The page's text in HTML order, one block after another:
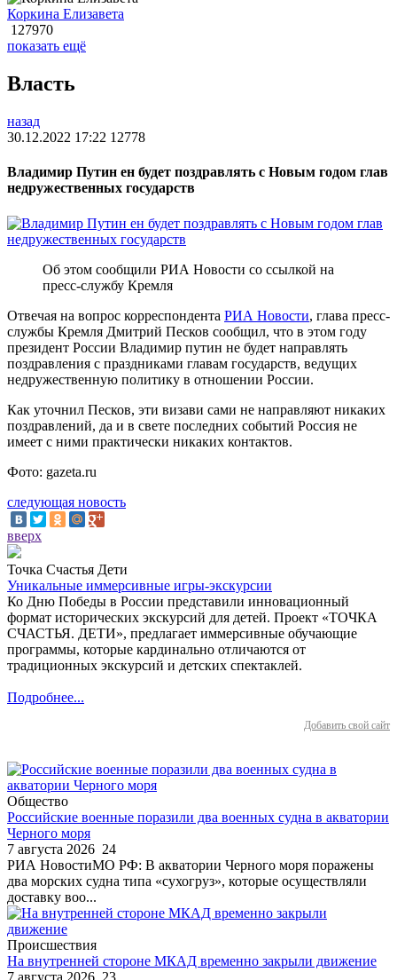
Коркина Елизавета
127970
показать ещё
Власть
назад
30.12.2022 17:22 12778
Владимир Путин ен будет поздравлять с Новым годом глав
недружественных государств
Об этом сообщили РИА Новости со ссылкой на
пресс-службу Кремля
Отвечая на вопрос корреспондента РИА Новости, глава пресс-
службы Кремля Дмитрий Песков сообщил, что в этом году
президент России Владимир путин не будет направлять
поздравления с праздниками главам государств, ведущих
недружественную политику в отношении России.
Как уточнил Песков, эти визави сами не направляют никаких
поздравлений, да и в свете последних событий Россия не
имеет с ними практически никаких контактов.
Фото: gazeta.ru
следующая новость
вверх
Точка Счастья Дети
Уникальные иммерсивные игры-экскурсии
Ко Дню Победы в России представили инновационный
формат исторических экскурсий для детей. Проект «ТОЧКА
СЧАСТЬЯ. ДЕТИ», предлагает иммерсивные обучающие
программы, которые кардинально отличаются от
традиционных экскурсий и детских спектаклей.
Подробнее...
Добавить свой сайт
Общество
Российские военные поразили два военных судна в акватории
Черного моря
7 августа 2026 24
РИА НовостиМО РФ: В акватории Черного моря поражены
два морских судна типа «сухогруз», которые осуществляли
доставку воо...
Происшествия
На внутренней стороне МКАД временно закрыли движение
7 августа 2026 23